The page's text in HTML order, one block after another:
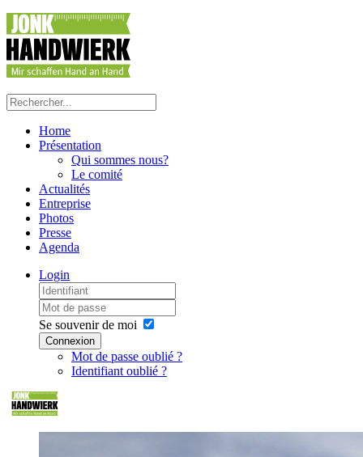
Home
Présentation
Qui sommes nous?
Le comité
Actualités
Entreprise
Photos
Presse
Agenda
Login
Se souvenir de moi
Connexion
Mot de passe oublié ?
Identifiant oublié ?